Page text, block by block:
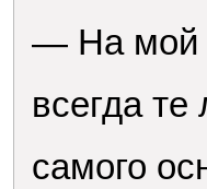
— На мой
всегда
самого